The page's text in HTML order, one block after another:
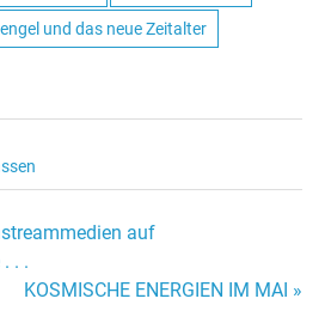
und das neue Zeitalter
auf
. .
KOSMISCHE ENERGIEN IM MAI »